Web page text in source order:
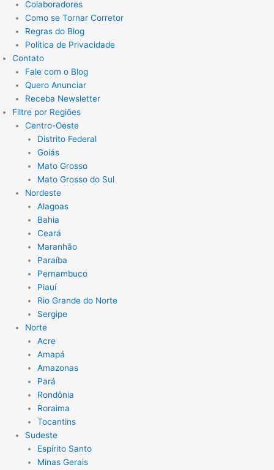
Colaboradores
Como se Tornar Corretor
Regras do Blog
Política de Privacidade
Contato
Fale com o Blog
Quero Anunciar
Receba Newsletter
Filtre por Regiões
Centro-Oeste
Distrito Federal
Goiás
Mato Grosso
Mato Grosso do Sul
Nordeste
Alagoas
Bahia
Ceará
Maranhão
Paraíba
Pernambuco
Piauí
Rio Grande do Norte
Sergipe
Norte
Acre
Amapá
Amazonas
Pará
Rondônia
Roraima
Tocantins
Sudeste
Espírito Santo
Minas Gerais